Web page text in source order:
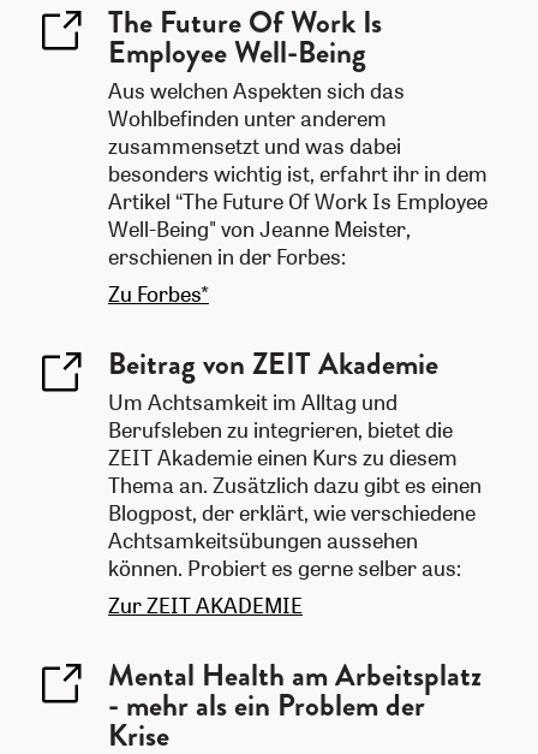
The Future Of Work Is
Employee Well-Being
Aus welchen Aspekten sich das
Wohlbefinden unter anderem
zusammensetzt und was dabei
besonders wichtig ist, erfahrt ihr in dem
Artikel “The Future Of Work Is Employee
Well-Being" von Jeanne Meister,
erschienen in der Forbes:
Zu Forbes*
Beitrag von ZEIT Akademie
Um Achtsamkeit im Alltag und
Berufsleben zu integrieren, bietet die
ZEIT Akademie einen Kurs zu diesem
Thema an. Zusätzlich dazu gibt es einen
Blogpost, der erklärt, wie verschiedene
Achtsamkeitsübungen aussehen
können. Probiert es gerne selber aus:
Zur ZEIT AKADEMIE
Mental Health am Arbeitsplatz
- mehr als ein Problem der
Krise